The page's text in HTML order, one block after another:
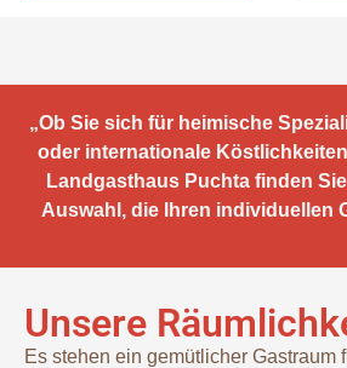
„Ob Sie sich für heimische
oder internationale
Landgasthaus Puchta finden
Auswahl, die Ihren individuellen
Unsere
Es stehen ein gemütlicher Gastraum